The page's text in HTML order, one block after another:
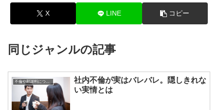
X LINE コピー
同じジャンルの記事
社内不倫が実はバレバレ。隠しきれな
い実情とは